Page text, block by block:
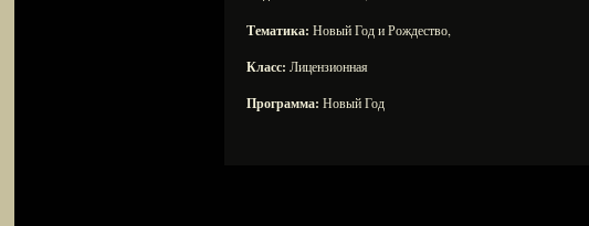
Тематика: Новый Год и Рождество,
Класс: Лицензионная
Программа: Новый Год